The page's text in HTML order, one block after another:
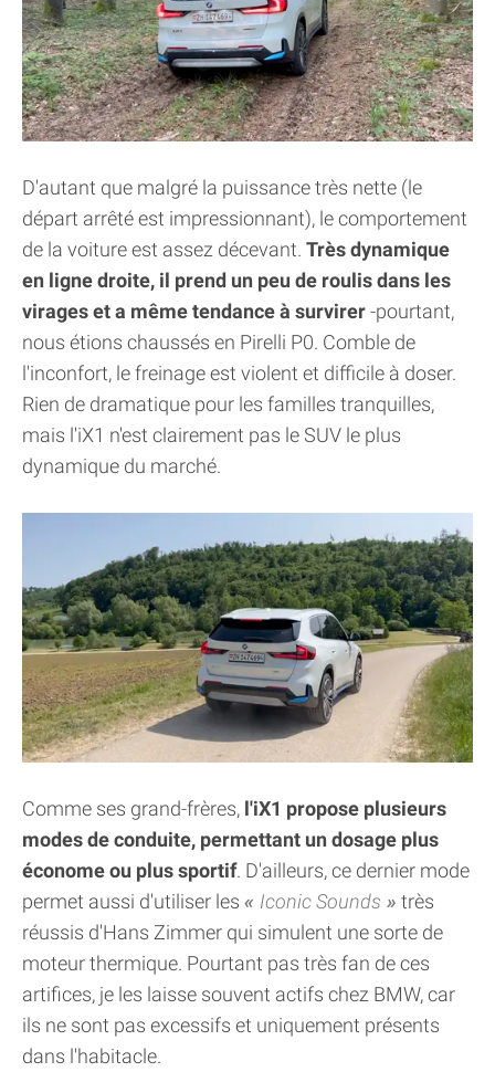
D'autant que malgré la puissance très nette (le
départ arrêté est impressionnant), le comportement
de la voiture est assez décevant. Très dynamique
en ligne droite, il prend un peu de roulis dans les
virages et a même tendance à survirer-pourtant,
nous étions chaussés en Pirelli P0. Comble de
l'inconfort, le freinage est violent et difficile à doser.
Rien de dramatique pour les familles tranquilles,
mais l'iX1 n'est clairement pas le SUV le plus
dynamique du marché.
Comme ses grand-frères, l'iX1 propose plusieurs
modes de conduite, permettant un dosage plus
économe ou plus sportif. D'ailleurs, ce dernier mode
permet aussi d'utiliser les
Iconic Sounds
très
réussis d'Hans Zimmer qui simulent une sorte de
moteur thermique. Pourtant pas très fan de ces
artifices, je les laisse souvent actifs chez BMW, car
ils ne sont pas excessifs et uniquement présents
dans l'habitacle.